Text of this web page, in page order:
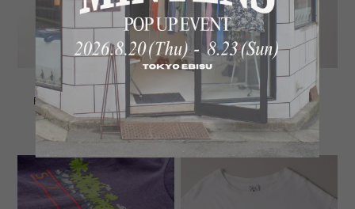
【定価8万】Ralph Lauren
Purple Label special linen
shirt S/S made in Italy
mint condition ／ ラルフロ
ーレン パープルレーベル ス
ペシャル リネン シャツ コ
ーラル イタリア製 サイズ
XXL 半袖 ビッグサイズ ほぼ
未使用品
¥27,500
【極美品】90s Ralph
Lauren special rayon open
collar shirt big size S/S
"CALDWELL" orange/white
mint condition ／ ラルフロ
ーレン スペシャル レーヨン
オープンカラー シャツ コー
ルドウェル ビッグサイズ XL
¥22,000